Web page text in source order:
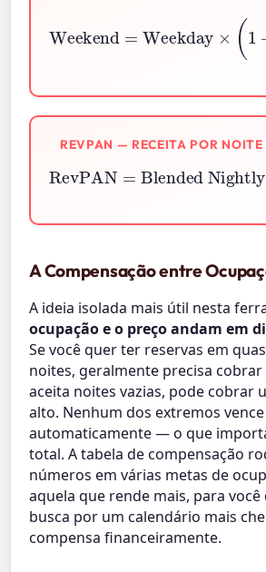
(1
100
REVPAN — RECEITA POR
RevPAN=
Blended Nightly Rate×Occupancy
A Compensação entre
A ideia isolada mais útil nesta
ocupação e o preço andam em
Se você quer ter reservas em
noites, geralmente precisa cobrar
aceita noites vazias, pode cobrar
alto. Nenhum dos extremos vence
automaticamente — o que
total. A tabela de compensação
números em várias metas de
aquela que rende mais, para você
busca por um calendário mais
compensa financeiramente.